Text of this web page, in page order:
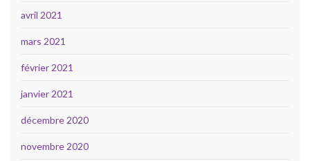
avril 2021
mars 2021
février 2021
janvier 2021
décembre 2020
novembre 2020